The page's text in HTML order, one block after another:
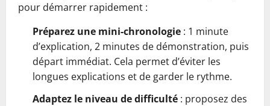
pour démarrer rapidement :
Préparez une mini-chronologie : 1 minute
d’explication, 2 minutes de démonstration, puis
départ immédiat. Cela permet d’éviter les
longues explications et de garder le rythme.
Adaptez le niveau de difficulté : proposez des